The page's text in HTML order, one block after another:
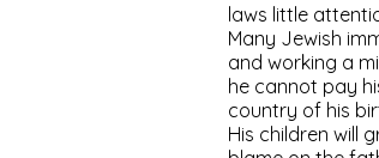
laws little
Many Jewish
and working a
he cannot pay
country of his
His children will